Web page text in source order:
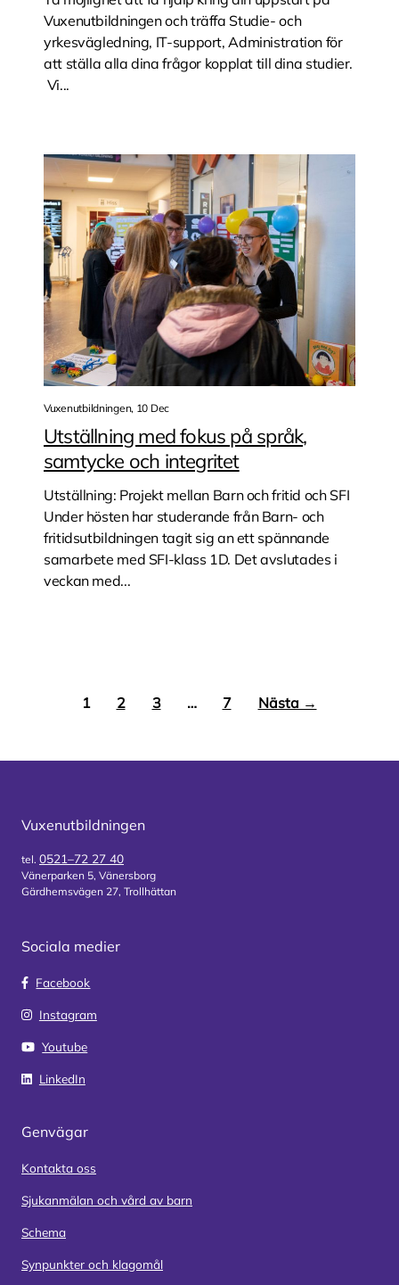
Vuxenutbildningen och träffa Studie- och
yrkesvägledning, IT-support, Administration för
att ställa alla dina frågor kopplat till dina studier.
Vi...
Vuxenutbildningen, 10 Dec
Utställning med fokus på språk,
samtycke och integritet
Utställning: Projekt mellan Barn och fritid och SFI
Under hösten har studerande från Barn- och
fritidsutbildningen tagit sig an ett spännande
samarbete med SFI-klass 1D. Det avslutades i
veckan med...
1 2 3 … 7 Nästa →
Vuxenutbildningen
tel. 0521–72 27 40
Vänerparken 5, Vänersborg
Gärdhemsvägen 27, Trollhättan
Sociala medier
Facebook
Instagram
Youtube
LinkedIn
Genvägar
Kontakta oss
Sjukanmälan och vård av barn
Schema
Synpunkter och klagomål